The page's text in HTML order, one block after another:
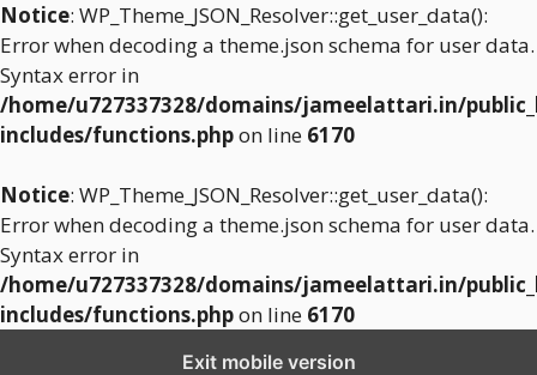
Notice: WP_Theme_JSON_Resolver::get_user_data():
Error when decoding a theme.json schema for user data.
Syntax error in
/home/u727337328/domains/jameelattari.in/
includes/functions.phpon line 6170
Notice: WP_Theme_JSON_Resolver::get_user_data():
Error when decoding a theme.json schema for user data.
Syntax error in
/home/u727337328/domains/jameelattari.in/
includes/functions.phpon line 6170
Exit mobile version